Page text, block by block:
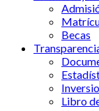
Becas
Libro